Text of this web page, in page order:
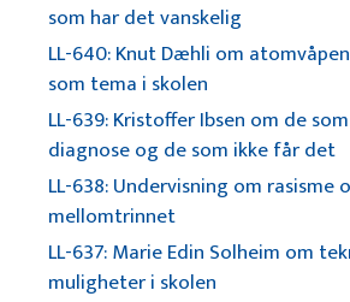
som har det vanskelig
LL-640: Knut Dæhli om
som tema i skolen
LL-639: Kristoffer Ibsen om de
diagnose og de som ikke får det
LL-638: Undervisning om
mellomtrinnet
LL-637: Marie Edin Solheim om
muligheter i skolen